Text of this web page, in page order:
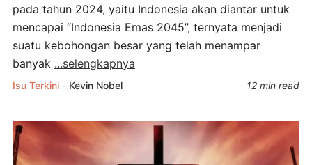
pada tahun 2024, yaitu Indonesia akan diantar untuk
mencapai “Indonesia Emas 2045”, ternyata menjadi
suatu kebohongan besar yang telah menampar
banyak ...selengkapnya
Isu Terkini - Kevin Nobel 12 min read